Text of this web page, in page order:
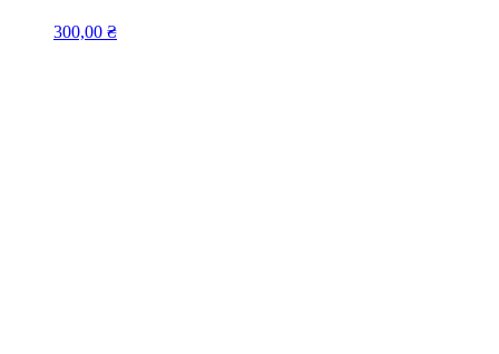
300,00 ₴